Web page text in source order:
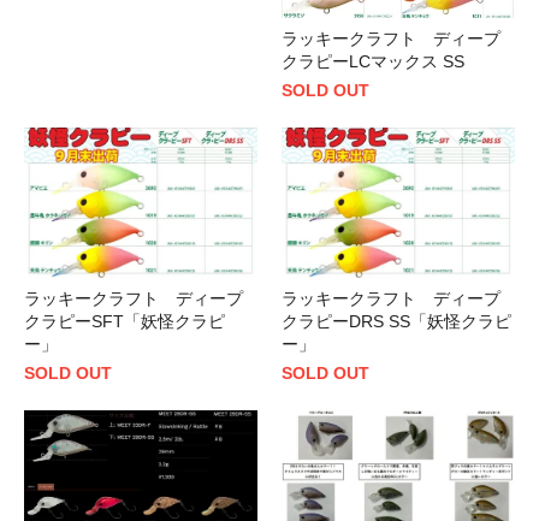
ラッキークラフト ディープ
クラピーLCマックス SS
SOLD OUT
ラッキークラフト ディープ
クラピーSFT「妖怪クラピ
ー」
SOLD OUT
ラッキークラフト ディープ
クラピーDRS SS「妖怪クラピ
ー」
SOLD OUT